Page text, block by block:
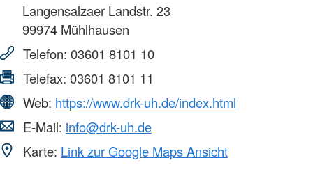
Langensalzaer Landstr. 23
99974 Mühlhausen
Telefon: 03601 8101 10
Telefax: 03601 8101 11
Web: https://www.drk-uh.de/index.html
E-Mail: info@drk-uh.de
Karte: Link zur Google Maps Ansicht